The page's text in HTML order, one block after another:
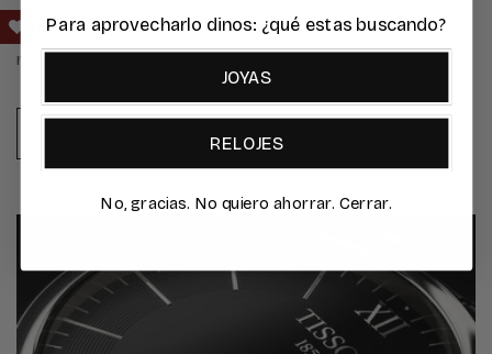
Calidad, confianza y valor desde el origen hasta tus
manos.
Para aprovecharlo dinos: ¿qué estas buscando?
JOYAS
RELOJES
No, gracias. No quiero ahorrar. Cerrar.